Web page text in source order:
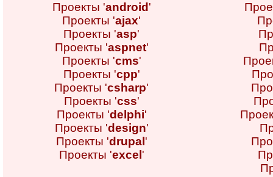
Проекты 'android '
Проекты 'ajax'
Проекты 'asp'
Проекты 'aspnet'
Проекты 'cms'
Проекты 'cpp'
Проекты 'csharp'
Проекты 'css'
Проекты 'delphi'
Проекты 'design'
Проекты 'drupal '
Проекты 'excel '